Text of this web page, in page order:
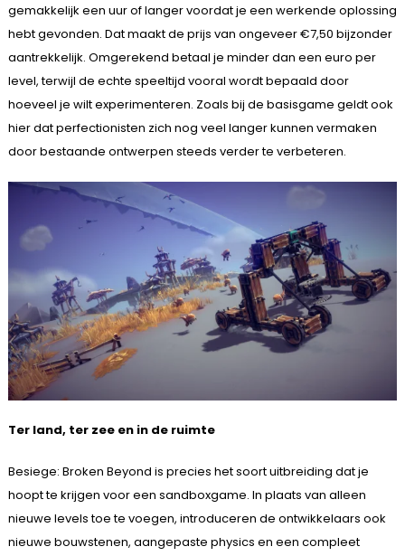
gemakkelijk een uur of langer voordat je een werkende oplossing
hebt gevonden. Dat maakt de prijs van ongeveer €7,50 bijzonder
aantrekkelijk. Omgerekend betaal je minder dan een euro per
level, terwijl de echte speeltijd vooral wordt bepaald door
hoeveel je wilt experimenteren. Zoals bij de basisgame geldt ook
hier dat perfectionisten zich nog veel langer kunnen vermaken
door bestaande ontwerpen steeds verder te verbeteren.
Ter land, ter zee en in de ruimte
Besiege: Broken Beyond is precies het soort uitbreiding dat je
hoopt te krijgen voor een sandboxgame. In plaats van alleen
nieuwe levels toe te voegen, introduceren de ontwikkelaars ook
nieuwe bouwstenen, aangepaste physics en een compleet